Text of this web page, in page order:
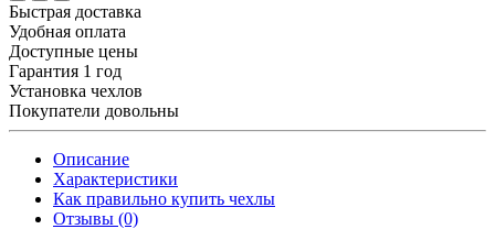
Быстрая доставка
Удобная оплата
Доступные цены
Гарантия 1 год
Установка чехлов
Покупатели довольны
Описание
Характеристики
Как правильно купить чехлы
Отзывы (0)